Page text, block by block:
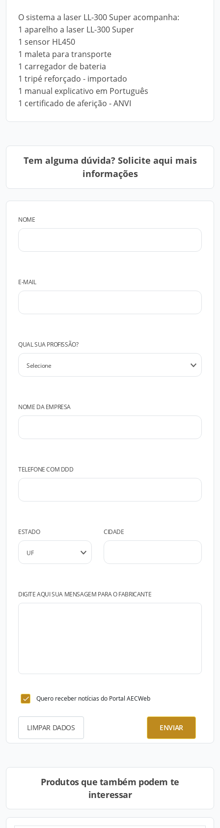
O sistema a laser LL-300 Super acompanha:
1 aparelho a laser LL-300 Super
1 sensor HL450
1 maleta para transporte
1 carregador de bateria
1 tripé reforçado - importado
1 manual explicativo em Português
1 certificado de aferição - ANVI
Tem alguma dúvida? Solicite aqui mais
informações
NOME
E-MAIL
QUAL SUA PROFISSÃO?
NOME DA EMPRESA
TELEFONE COM DDD
ESTADO CIDADE
DIGITE AQUI SUA MENSAGEM PARA O FABRICANTE
Quero receber notícias do Portal AECWeb
LIMPAR DADOS ENVIAR
Produtos que também podem te
interessar